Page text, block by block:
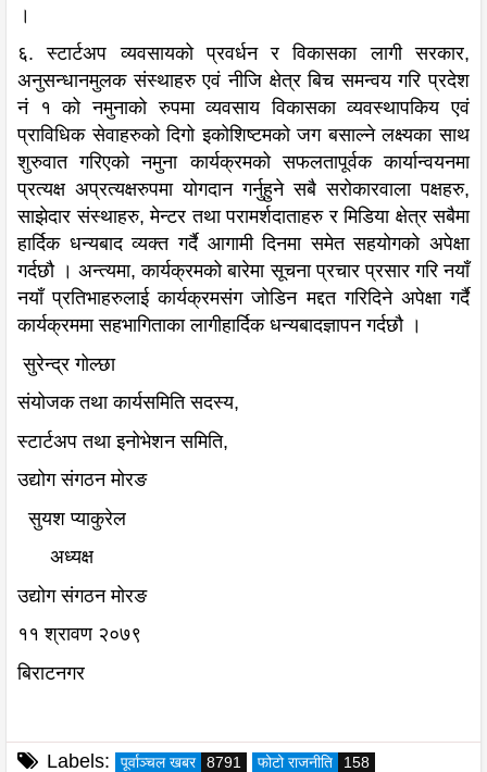
।
६. स्टार्टअप व्यवसायको प्रवर्धन र विकासका लागी सरकार,
अनुसन्धानमुलक संस्थाहरु एवं नीजि क्षेत्र बिच समन्वय गरि प्रदेश
नं १ को नमुनाको रुपमा व्यवसाय विकासका व्यवस्थापकिय एवं
प्राविधिक सेवाहरुको दिगो इकोशिष्टमको जग बसाल्ने लक्ष्यका साथ
शुरुवात गरिएको नमुना कार्यक्रमको सफलतापूर्वक कार्यान्वयनमा
प्रत्यक्ष अप्रत्यक्षरुपमा योगदान गर्नुहुने सबै सरोकारवाला पक्षहरु,
साझेदार संस्थाहरु, मेन्टर तथा परामर्शदाताहरु र मिडिया क्षेत्र सबैमा
हार्दिक धन्यबाद व्यक्त गर्दै आगामी दिनमा समेत सहयोगको अपेक्षा
गर्दछौ । अन्त्यमा, कार्यक्रमको बारेमा सूचना प्रचार प्रसार गरि नयाँ
नयाँ प्रतिभाहरुलाई कार्यक्रमसंग जोडिन मद्दत गरिदिने अपेक्षा गर्दै
कार्यक्रममा सहभागिताका लागीहार्दिक धन्यबादज्ञापन गर्दछौ ।
सुरेन्द्र गोल्छा
संयोजक तथा कार्यसमिति सदस्य,
स्टार्टअप तथा इनोभेशन समिति,
उद्योग संगठन मोरङ
सुयश प्याकुरेल
अध्यक्ष
उद्योग संगठन मोरङ
११ श्रावण २०७९
बिराटनगर
Labels: पूर्वाञ्चल खबर 8791 फोटो राजनीति 158